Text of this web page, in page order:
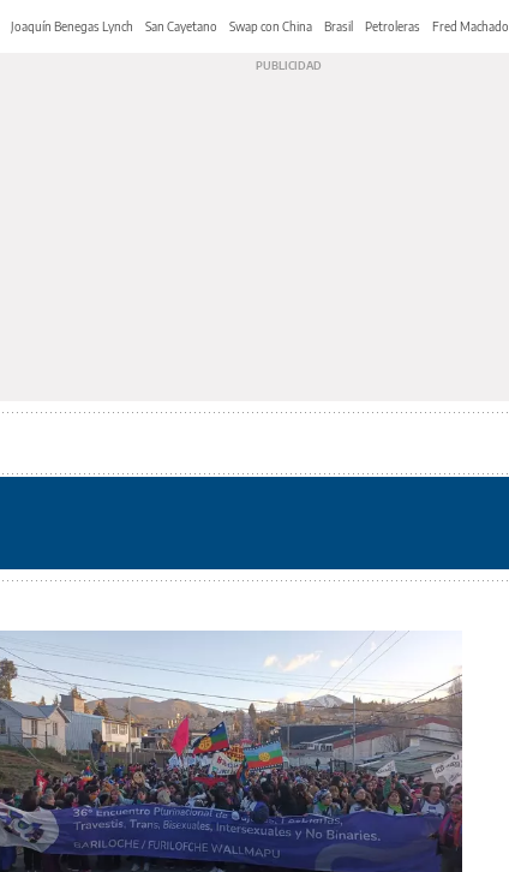
Joaquín Benegas Lynch San Cayetano Swap con China Brasil Petroleras Fred Machado